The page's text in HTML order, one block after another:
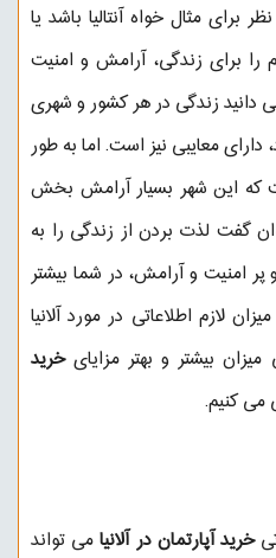
برای مثال خواه آنتالیا باشد یا
را برای زندگی، آرامش و امنیت
دانید زندگی در هر کشور و شهری
معایبی نیز است. اما به طور
که این شهر بسیار آرامش بخش
گفت لذت بردن از زندگی را به
امنیت و آرامش، در شما بیشتر
لازم اطلاعاتی در مورد آلانیا
میزان بیشتر و بهتر مزایایخرید
می کنیم.
خرید آپارتمان در آلانیامی تواند